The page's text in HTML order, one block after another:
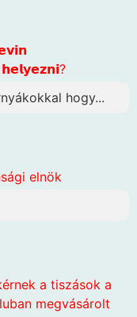
hogy...
elnök
a tiszások a
megvásárolt